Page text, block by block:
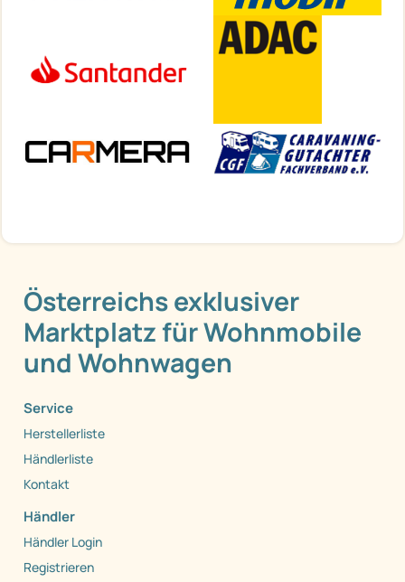
Österreichs exklusiver
Marktplatz für Wohnmobile
und Wohnwagen
Service
Herstellerliste
Händlerliste
Kontakt
Händler
Händler Login
Registrieren